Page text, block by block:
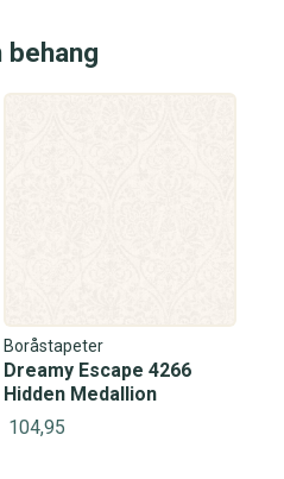
Boråstapeter
Dreamy Escape 4266
Hidden Medallion
104,95